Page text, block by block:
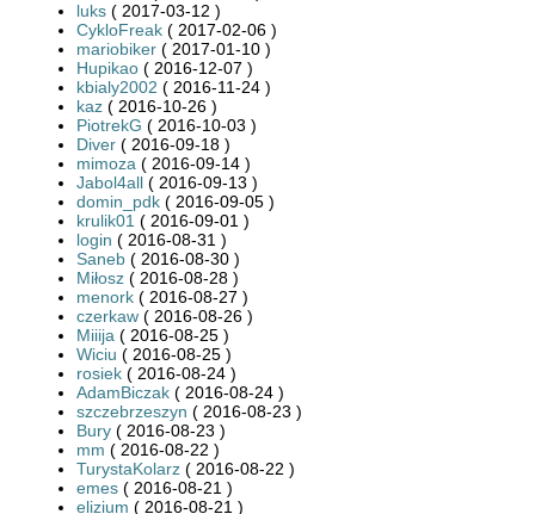
luks ( 2017-03-12 )
CykloFreak ( 2017-02-06 )
mariobiker ( 2017-01-10 )
Hupikao ( 2016-12-07 )
kbialy2002 ( 2016-11-24 )
kaz ( 2016-10-26 )
PiotrekG ( 2016-10-03 )
Diver ( 2016-09-18 )
mimoza ( 2016-09-14 )
Jabol4all ( 2016-09-13 )
domin_pdk ( 2016-09-05 )
krulik01 ( 2016-09-01 )
login ( 2016-08-31 )
Saneb ( 2016-08-30 )
Miłosz ( 2016-08-28 )
menork ( 2016-08-27 )
czerkaw ( 2016-08-26 )
Miiija ( 2016-08-25 )
Wiciu ( 2016-08-25 )
rosiek ( 2016-08-24 )
AdamBiczak ( 2016-08-24 )
szczebrzeszyn ( 2016-08-23 )
Bury ( 2016-08-23 )
mm ( 2016-08-22 )
TurystaKolarz ( 2016-08-22 )
emes ( 2016-08-21 )
elizium ( 2016-08-21 )